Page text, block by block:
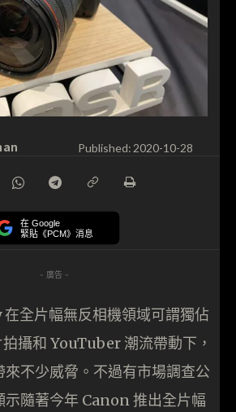
Published: 2020-10-28
在 Google
緊貼《PCM》消息
- 廣告 -
全片幅無反相機領域可謂獨佔
攝和 YouTuber 潮流帶動下，
來不少威脅。不過有市場調查公
示隨著今年 Canon 推出全片幅